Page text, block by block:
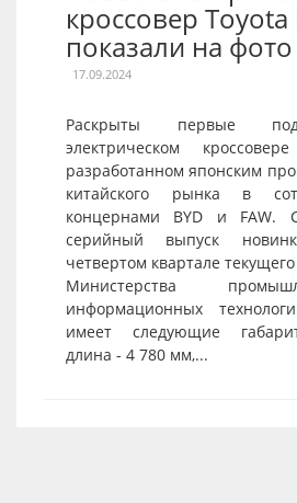
кроссовер Toyota
показали на фото
17.09.2024
Раскрыты первые
электрическом
разработанном японским
китайского рынка в
концернами BYD и FAW.
серийный выпуск
четвертом квартале
Министерства
информационных
имеет следующие
длина - 4 780 мм,...